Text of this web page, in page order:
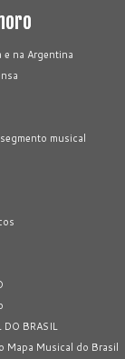
na Argentina
musical
DO BRASIL
Mapa Musical do Brasil